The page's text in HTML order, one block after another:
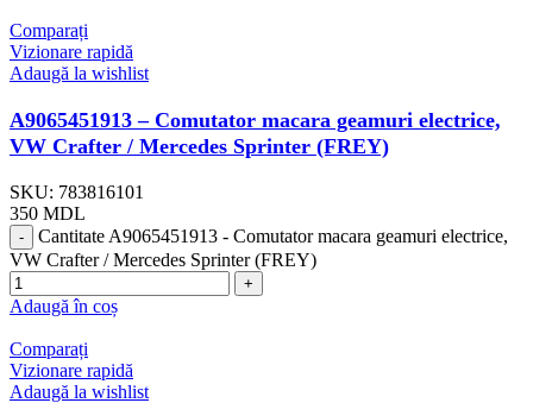
Comparați
Vizionare rapidă
Adaugă la wishlist
A9065451913 – Comutator macara geamuri electrice,
VW Crafter / Mercedes Sprinter (FREY)
SKU: 783816101
350 MDL
Cantitate A9065451913 - Comutator macara geamuri electrice,
VW Crafter / Mercedes Sprinter (FREY)
Adaugă în coș
Comparați
Vizionare rapidă
Adaugă la wishlist